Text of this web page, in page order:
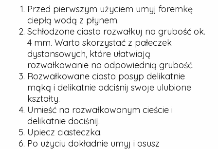
Przed pierwszym użyciem umyj foremkę
ciepłą wodą z płynem.
Schłodzone ciasto rozwałkuj na grubość ok.
4 mm. Warto skorzystać z pałeczek
dystansowych, które ułatwiają
rozwałkowanie na odpowiednią grubość.
Rozwałkowane ciasto posyp delikatnie
mąką i delikatnie odciśnij swoje ulubione
kształty.
Umieść na rozwałkowanym cieście i
delikatnie dociśnij.
Upiecz ciasteczka.
Po użyciu dokładnie umyj i osusz